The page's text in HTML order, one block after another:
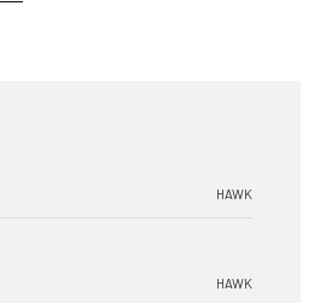
HAWK
HAWK